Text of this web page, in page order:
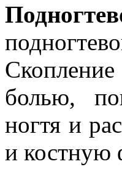
болью,
ногтя и
и костную